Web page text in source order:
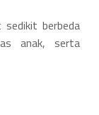
berbeda
anak, serta